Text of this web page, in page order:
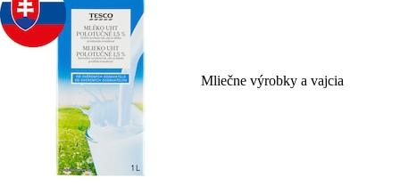
Mliečne výrobky a vajcia